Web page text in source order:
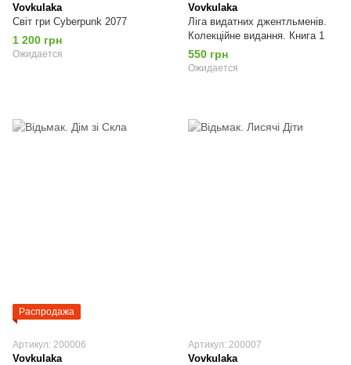
Vovkulaka
Світ гри Cyberpunk 2077
1 200 грн
Ожидается
Vovkulaka
Ліга видатних джентльменів.
Колекційне видання. Книга 1
550 грн
Ожидается
Распродажа
Артикул: 200006
Vovkulaka
Артикул: 200007
Vovkulaka